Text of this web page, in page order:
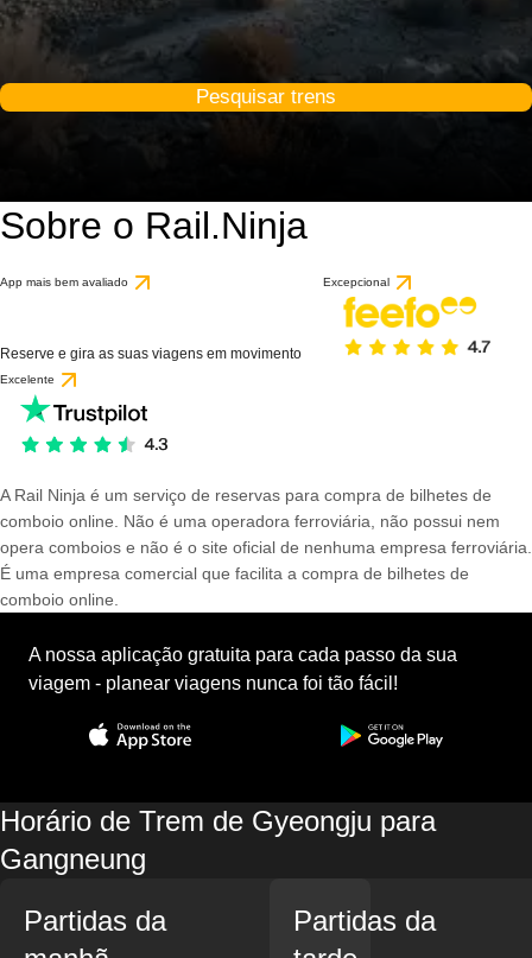
Pesquisar trens
Sobre o Rail.Ninja
App mais bem avaliado
Reserve e gira as suas viagens em movimento
Excepcional
Excelente
A Rail Ninja é um serviço de reservas para compra de bilhetes de
comboio online. Não é uma operadora ferroviária, não possui nem
opera comboios e não é o site oficial de nenhuma empresa ferroviária.
É uma empresa comercial que facilita a compra de bilhetes de
comboio online.
A nossa aplicação gratuita para cada passo da sua
viagem - planear viagens nunca foi tão fácil!
Horário de Trem de Gyeongju para
Gangneung
Partidas da
Partidas da